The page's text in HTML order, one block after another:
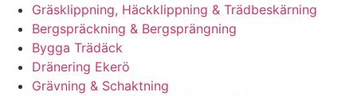
Gräsklippning, Häckklippning & Trädbeskärning
Bergspräckning & Bergsprängning
Bygga Trädäck
Dränering Ekerö
Grävning & Schaktning